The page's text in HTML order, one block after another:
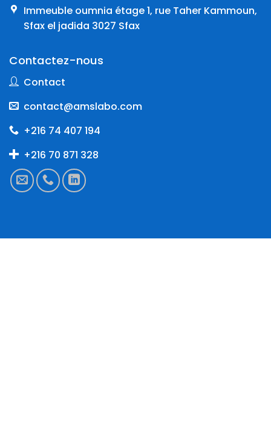
Immeuble oumnia étage 1, rue Taher Kammoun,
Sfax el jadida 3027 Sfax
Contactez-nous
Contact
contact@amslabo.com
+216 74 407 194
+216 70 871 328